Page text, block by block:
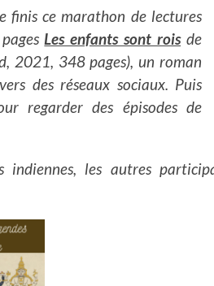
finis ce marathon de lectures
Les enfants sont roisde
2021, 348 pages), un roman
des réseaux sociaux. Puis
regarder des épisodes de
indiennes, les autres